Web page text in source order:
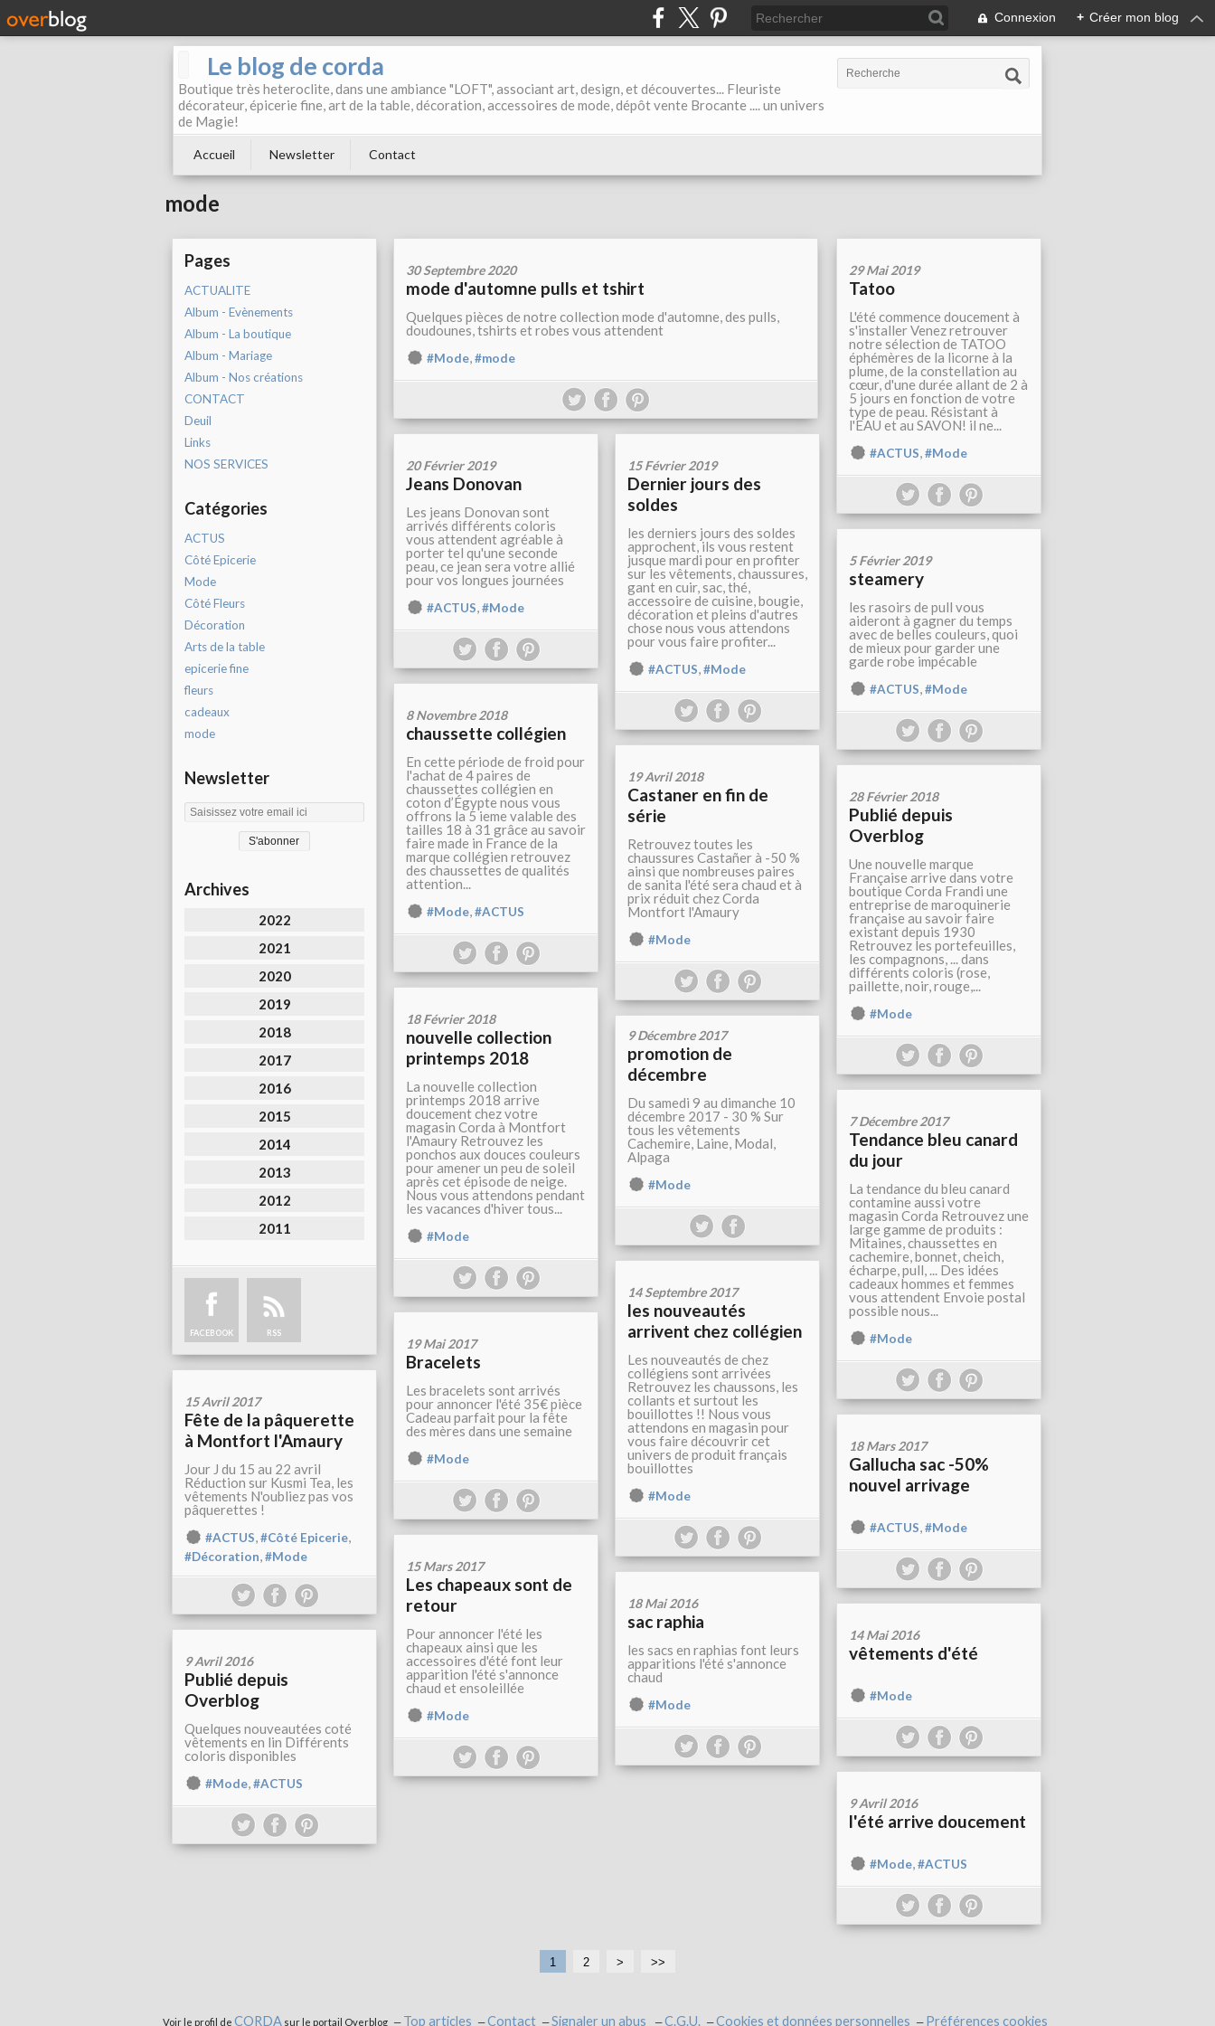
Connexion + Créer mon blog
Le blog de corda
Boutique très heteroclite, dans une ambiance "LOFT", associant art, design, et découvertes... Fleuriste
décorateur, épicerie fine, art de la table, décoration, accessoires de mode, dépôt vente Brocante .... un univers
de Magie!
Accueil Newsletter Contact
mode
Pages
ACTUALITE
Album - Evènements
Album - La boutique
Album - Mariage
Album - Nos créations
CONTACT
Deuil
Links
NOS SERVICES
Catégories
ACTUS
Côté Epicerie
Mode
Côté Fleurs
Décoration
Arts de la table
epicerie fine
fleurs
cadeaux
mode
Newsletter
Archives
2022
2021
2020
2019
2018
2017
2016
2015
2014
2013
2012
2011
FACEBOOK RSS
30 Septembre 2020
mode d'automne pulls et tshirt
Quelques pièces de notre collection mode d'automne, des pulls,
doudounes, tshirts et robes vous attendent
#Mode,#mode
29 Mai 2019
Tatoo
L'été commence doucement à
s'installer Venez retrouver
notre sélection de TATOO
éphémères de la licorne à la
plume, de la constellation au
cœur, d'une durée allant de 2 à
5 jours en fonction de votre
type de peau. Résistant à
l'EAU et au SAVON! il ne...
#ACTUS,#Mode
20 Février 2019
Jeans Donovan
Les jeans Donovan sont
arrivés différents coloris
vous attendent agréable à
porter tel qu'une seconde
peau, ce jean sera votre allié
pour vos longues journées
#ACTUS,#Mode
15 Février 2019
Dernier jours des
soldes
les derniers jours des soldes
approchent, ils vous restent
jusque mardi pour en profiter
sur les vêtements, chaussures,
gant en cuir, sac, thé,
accessoire de cuisine, bougie,
décoration et pleins d'autres
chose nous vous attendons
pour vous faire profiter...
#ACTUS,#Mode
5 Février 2019
steamery
les rasoirs de pull vous
aideront à gagner du temps
avec de belles couleurs, quoi
de mieux pour garder une
garde robe impécable
#ACTUS,#Mode
8 Novembre 2018
chaussette collégien
En cette période de froid pour
l'achat de 4 paires de
chaussettes collégien en
coton d’Égypte nous vous
offrons la 5 ieme valable des
tailles 18 à 31 grâce au savoir
faire made in France de la
marque collégien retrouvez
des chaussettes de qualités
attention...
#Mode,#ACTUS
19 Avril 2018
Castaner en fin de
série
Retrouvez toutes les
chaussures Castañer à -50 %
ainsi que nombreuses paires
de sanita l'été sera chaud et à
prix réduit chez Corda
Montfort l'Amaury
#Mode
28 Février 2018
Publié depuis
Overblog
Une nouvelle marque
Française arrive dans votre
boutique Corda Frandi une
entreprise de maroquinerie
française au savoir faire
existant depuis 1930
Retrouvez les portefeuilles,
les compagnons, ... dans
différents coloris (rose,
paillette, noir, rouge,...
#Mode
18 Février 2018
nouvelle collection
printemps 2018
La nouvelle collection
printemps 2018 arrive
doucement chez votre
magasin Corda à Montfort
l'Amaury Retrouvez les
ponchos aux douces couleurs
pour amener un peu de soleil
après cet épisode de neige.
Nous vous attendons pendant
les vacances d'hiver tous...
#Mode
9 Décembre 2017
promotion de
décembre
Du samedi 9 au dimanche 10
décembre 2017 - 30 % Sur
tous les vêtements
Cachemire, Laine, Modal,
Alpaga
#Mode
7 Décembre 2017
Tendance bleu canard
du jour
La tendance du bleu canard
contamine aussi votre
magasin Corda Retrouvez une
large gamme de produits :
Mitaines, chaussettes en
cachemire, bonnet, cheich,
écharpe, pull, ... Des idées
cadeaux hommes et femmes
vous attendent Envoie postal
possible nous...
#Mode
14 Septembre 2017
les nouveautés
arrivent chez collégien
Les nouveautés de chez
collégiens sont arrivées
Retrouvez les chaussons, les
collants et surtout les
bouillottes !! Nous vous
attendons en magasin pour
vous faire découvrir cet
univers de produit français
bouillottes
#Mode
19 Mai 2017
Bracelets
Les bracelets sont arrivés
pour annoncer l'été 35€ pièce
Cadeau parfait pour la fête
des mères dans une semaine
#Mode
15 Avril 2017
Fête de la pâquerette
à Montfort l'Amaury
Jour J du 15 au 22 avril
Réduction sur Kusmi Tea, les
vêtements N'oubliez pas vos
pâquerettes !
#ACTUS,#Côté Epicerie,
#Décoration,#Mode
18 Mars 2017
Gallucha sac -50%
nouvel arrivage
#ACTUS,#Mode
15 Mars 2017
Les chapeaux sont de
retour
Pour annoncer l'été les
chapeaux ainsi que les
accessoires d'été font leur
apparition l'été s'annonce
chaud et ensoleillée
#Mode
18 Mai 2016
sac raphia
les sacs en raphias font leurs
apparitions l'été s'annonce
chaud
#Mode
14 Mai 2016
vêtements d'été
#Mode
9 Avril 2016
Publié depuis
Overblog
Quelques nouveautées coté
vêtements en lin Différents
coloris disponibles
#Mode,#ACTUS
9 Avril 2016
l'été arrive doucement
#Mode,#ACTUS
1 2 > >>
Voir le profil de CORDAsur le portail Overblog Top articles Contact Signaler un abus C.G.U. Cookies et données personnelles Préférences cookies